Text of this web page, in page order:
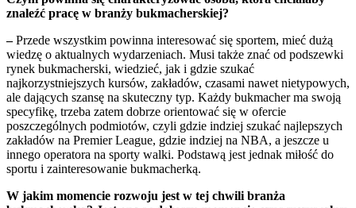
znaleźć pracę w branży bukmacherskiej?
–Przede wszystkim powinna interesować się sportem, mieć dużą
wiedzę o aktualnych wydarzeniach. Musi także znać od podszewki
rynek bukmacherski, wiedzieć, jak i gdzie szukać
najkorzystniejszych kursów, zakładów, czasami nawet nietypowych,
ale dających szansę na skuteczny typ. Każdy bukmacher ma swoją
specyfikę, trzeba zatem dobrze orientować się w ofercie
poszczególnych podmiotów, czyli gdzie indziej szukać najlepszych
zakładów na Premier League, gdzie indziej na NBA, a jeszcze u
innego operatora na sporty walki. Podstawą jest jednak miłość do
sportu i zainteresowanie bukmacherką.
W jakim momencie rozwoju jest w tej chwili branża